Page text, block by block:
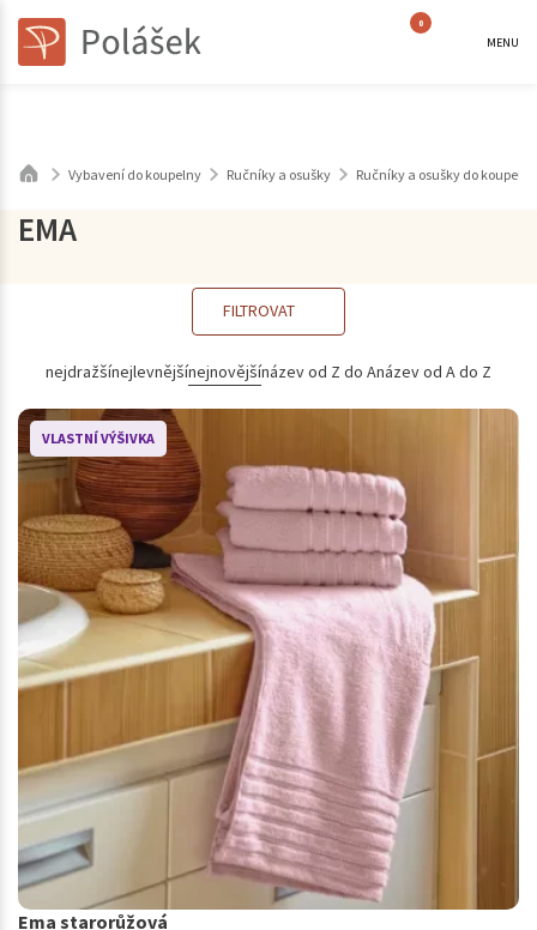
0
MENU
Vybavení do koupelny Ručníky a osušky Ručníky a osušky do
EMA
FILTROVAT
nejdražšínejlevnějšínejnovějšínázev od Z do Anázev od A do Z
VLASTNÍ VÝŠIVKA
Ema starorůžová